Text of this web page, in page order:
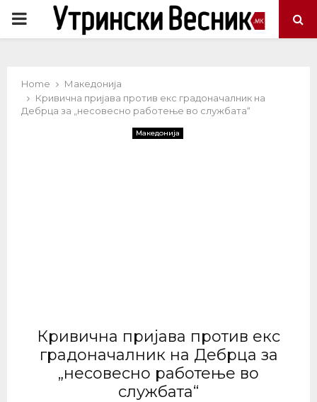
PRIMARY
Home
Македонија
Кривична пријава против екс градоначалник на
Дебрца за „несовесно работење во службата“
Македонија
Кривична пријава против екс
градоначалник на Дебрца за
„несовесно работење во
службата“